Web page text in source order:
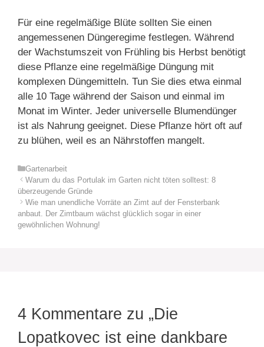
Für eine regelmäßige Blüte sollten Sie einen
angemessenen Düngeregime festlegen. Während
der Wachstumszeit von Frühling bis Herbst benötigt
diese Pflanze eine regelmäßige Düngung mit
komplexen Düngemitteln. Tun Sie dies etwa einmal
alle 10 Tage während der Saison und einmal im
Monat im Winter. Jeder universelle Blumendünger
ist als Nahrung geeignet. Diese Pflanze hört oft auf
zu blühen, weil es an Nährstoffen mangelt.
Kategorien
Gartenarbeit
Warum du das Portulak im Garten nicht töten solltest: 8
überzeugende Gründe
Wie man unendliche Vorräte an Zimt auf der Fensterbank
anbaut. Der Zimtbaum wächst glücklich sogar in einer
gewöhnlichen Wohnung!
4 Kommentare zu „Die
Lopatkovec ist eine dankbare